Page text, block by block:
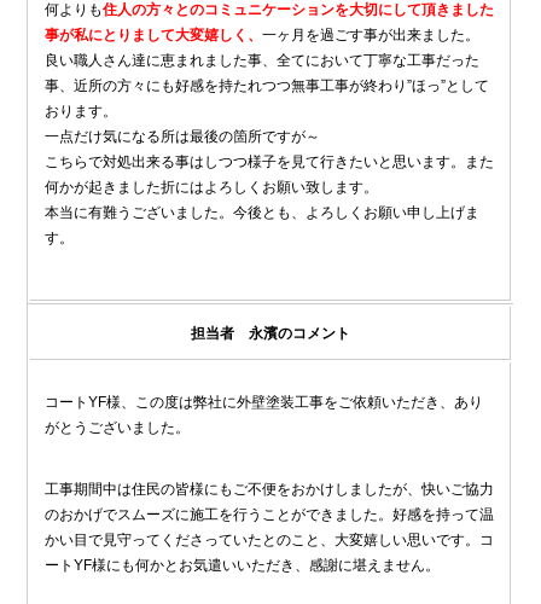
何よりも住人の方々とのコミュニケーションを大切にして頂きました
事が私にとりまして大変嬉しく、一ヶ月を過ごす事が出来ました。
良い職人さん達に恵まれました事、全てにおいて丁寧な工事だった
事、近所の方々にも好感を持たれつつ無事工事が終わり”ほっ”として
おります。
一点だけ気になる所は最後の箇所ですが～
こちらで対処出来る事はしつつ様子を見て行きたいと思います。また
何かが起きました折にはよろしくお願い致します。
本当に有難うございました。今後とも、よろしくお願い申し上げま
す。
担当者 永濱のコメント
コートYF様、この度は弊社に外壁塗装工事をご依頼いただき、あり
がとうございました。
工事期間中は住民の皆様にもご不便をおかけしましたが、快いご協力
のおかげでスムーズに施工を行うことができました。好感を持って温
かい目で見守ってくださっていたとのこと、大変嬉しい思いです。コ
ートYF様にも何かとお気遣いいただき、感謝に堪えません。